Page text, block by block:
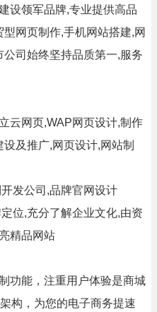
设领军品牌,专业提供高品
网页制作,手机网站搭建,网
司始终坚持品质第一,服务
云网页,WAP网页设计,制作
及推广,网页设计,网站制
发公司,品牌官网设计
位,充分了解企业文化,由资
精品网站
功能，注重用户体验是商城
构，为您的电子商务提速